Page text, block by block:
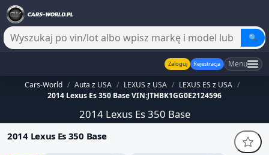
🔍
Zaloguj Rejestracja Menu
Cars-World / Auta z USA / LEXUS z USA / LEXUS ES z USA /
2014 Lexus Es 350 Base VIN:JTHBK1GG0E2124596
2014 Lexus Es 350 Base
2014 Lexus Es 350 Base